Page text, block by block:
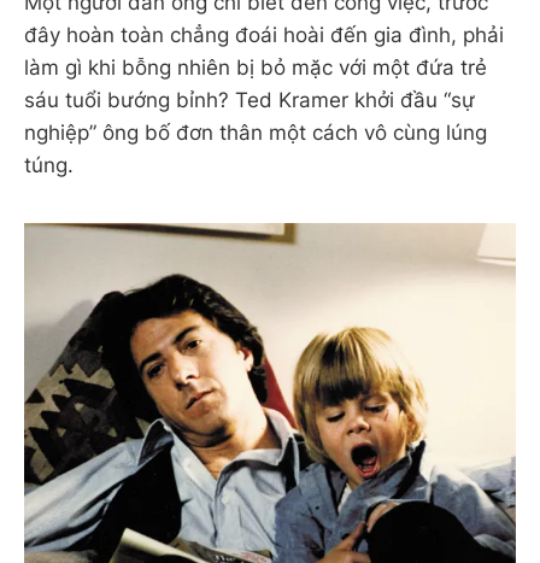
đây hoàn toàn chẳng đoái hoài đến gia đình, phải
làm gì khi bỗng nhiên bị bỏ mặc với một đứa trẻ
sáu tuổi bướng bỉnh? Ted Kramer khởi đầu “sự
nghiệp” ông bố đơn thân một cách vô cùng lúng
túng.